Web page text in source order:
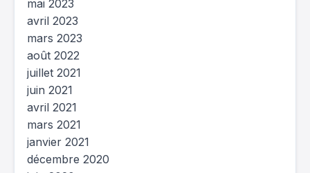
mai 2023
avril 2023
mars 2023
août 2022
juillet 2021
juin 2021
avril 2021
mars 2021
janvier 2021
décembre 2020